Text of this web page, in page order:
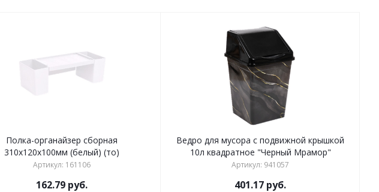
Полка-органайзер сборная
310х120х100мм (белый) (то)
Артикул: 161106
162.79 руб.
Ведро для мусора с подвижной крышкой
10л квадратное "Черный Мрамор"
Артикул: 941057
401.17 руб.